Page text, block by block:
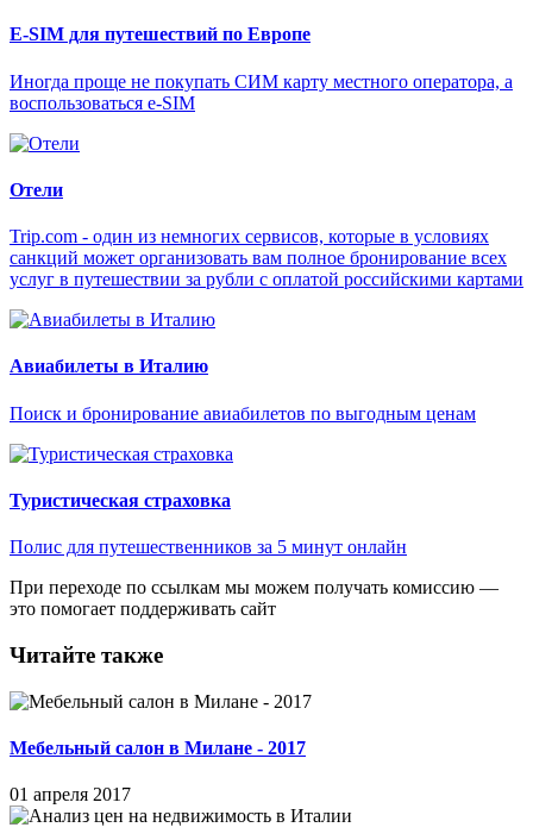
E-SIM для путешествий по Европе
Иногда проще не покупать СИМ карту местного оператора, а
воспользоваться e-SIM
Отели
Trip.com - один из немногих сервисов, которые в условиях
санкций может организовать вам полное бронирование всех
услуг в путешествии за рубли с оплатой российскими картами
Авиабилеты в Италию
Поиск и бронирование авиабилетов по выгодным ценам
Туристическая страховка
Полис для путешественников за 5 минут онлайн
При переходе по ссылкам мы можем получать комиссию —
это помогает поддерживать сайт
Читайте также
Мебельный салон в Милане - 2017
01 апреля 2017